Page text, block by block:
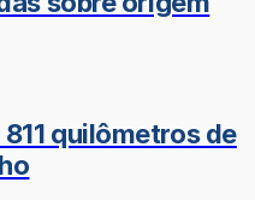
quilômetros de